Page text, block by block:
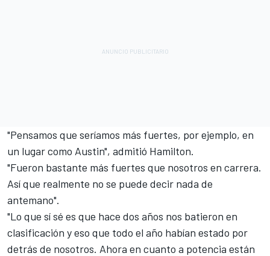
"Pensamos que seríamos más fuertes, por ejemplo, en
un lugar como Austin", admitió Hamilton.
"Fueron bastante más fuertes que nosotros en carrera.
Así que realmente no se puede decir nada de
antemano".
"Lo que sí sé es que hace dos años nos batieron en
clasificación y eso que todo el año habían estado por
detrás de nosotros. Ahora en cuanto a potencia están